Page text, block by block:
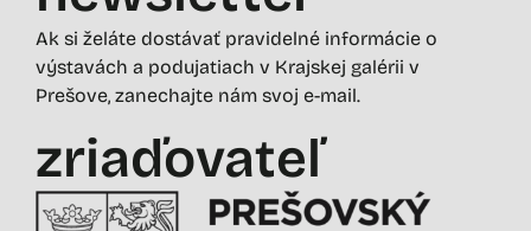
Ak si želáte dostávať pravidelné informácie o
výstavách a podujatiach v Krajskej galérii v
Prešove, zanechajte nám svoj e-mail.
zriaďovateľ